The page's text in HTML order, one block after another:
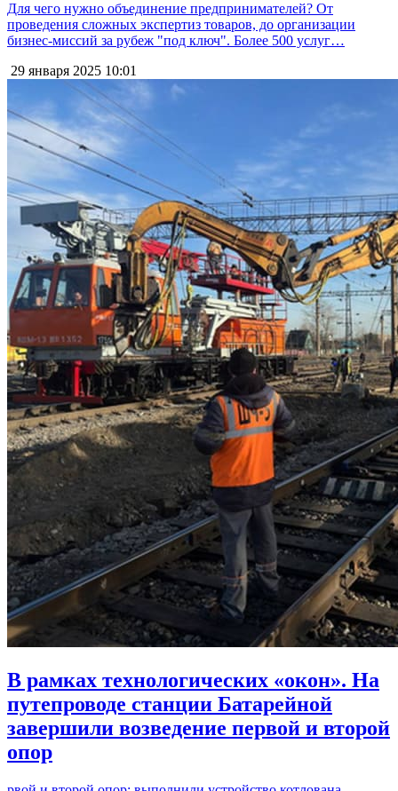
Для чего нужно объединение предпринимателей? От
проведения сложных экспертиз товаров, до организации
бизнес-миссий за рубеж "под ключ". Более 500 услуг…
29 января 2025 10:01
В рамках технологических «окон». На
путепроводе станции Батарейной
завершили возведение первой и второй
опор